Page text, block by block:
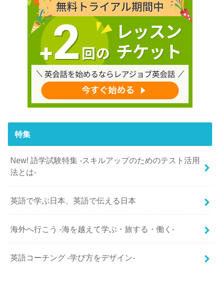
特集
New! 語学試験特集 -スキルアップのためのテスト活用
法とは-
英語で学ぶ日本、英語で伝える日本
海外へ行こう -海を越えて学ぶ・旅する・働く-
英語コーチング -学び方をデザイン-